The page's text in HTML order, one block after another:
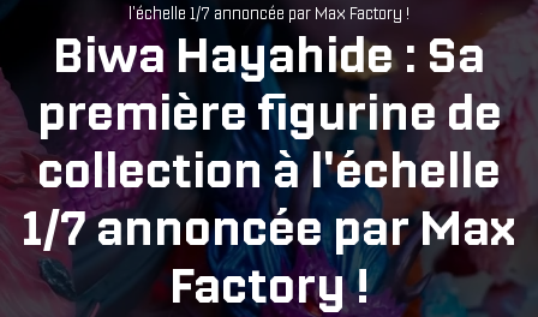
l'échelle 1/7 annoncée par Max Factory !
Biwa Hayahide : Sa
première figurine de
collection à l'échelle
1/7 annoncée par Max
Factory !